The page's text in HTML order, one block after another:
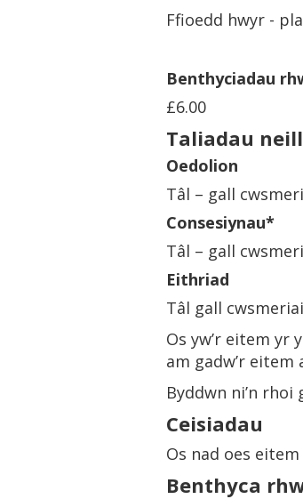
Ffioedd hwyr -
Benthyciadau
£6.00
Taliadau
Oedolion
Tâl – gall
Consesiynau*
Tâl – gall
Eithriad
Tâl gall
Os yw’r eitem yr
am gadw’r
Byddwn ni’n
Ceisiadau
Os nad oes
Benthyca